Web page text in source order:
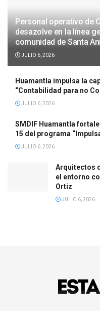
Personal operativo de
desazolve en la línea
comunidad de Santa
JULIO 6, 2026
Huamantla impulsa la
“Contabilidad para no
JULIO 6, 2026
SMDIF Huamantla
15 del programa
JULIO 6, 2026
Arquitectos
el entorno
Ortiz
JULIO 6, 2026